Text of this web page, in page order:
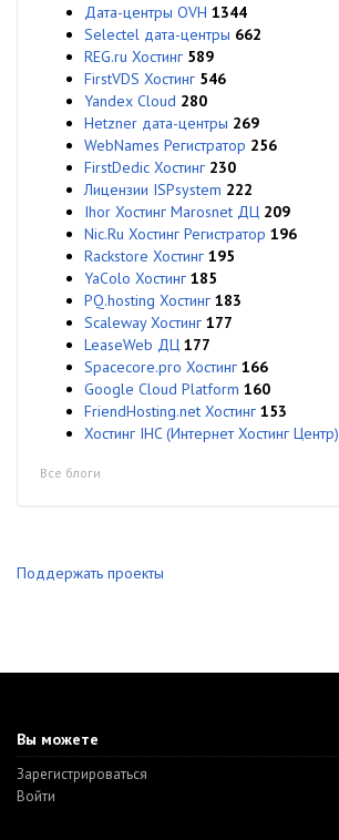
Дата-центры OVH 1344
Selectel дата-центры 662
REG.ru Хостинг 589
FirstVDS Хостинг 546
Yandex Cloud 280
Hetzner дата-центры 269
WebNames Регистратор 256
FirstDedic Хостинг 230
Лицензии ISPsystem 222
Ihor Хостинг Marosnet ДЦ 209
Nic.Ru Хостинг Регистратор 196
Rackstore Хостинг 195
YaColo Хостинг 185
PQ.hosting Хостинг 183
Scaleway Хостинг 177
LeaseWeb ДЦ 177
Spacecore.pro Хостинг 166
Google Cloud Platform 160
FriendHosting.net Хостинг 153
Хостинг IHC (Интернет Хостинг Центр)
Все блоги
Поддержать проекты
Вы можете
Зарегистрироваться
Войти